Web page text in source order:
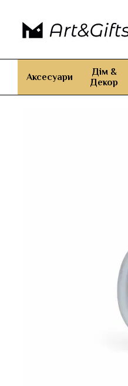
Аксесуари
Дім &
Декор